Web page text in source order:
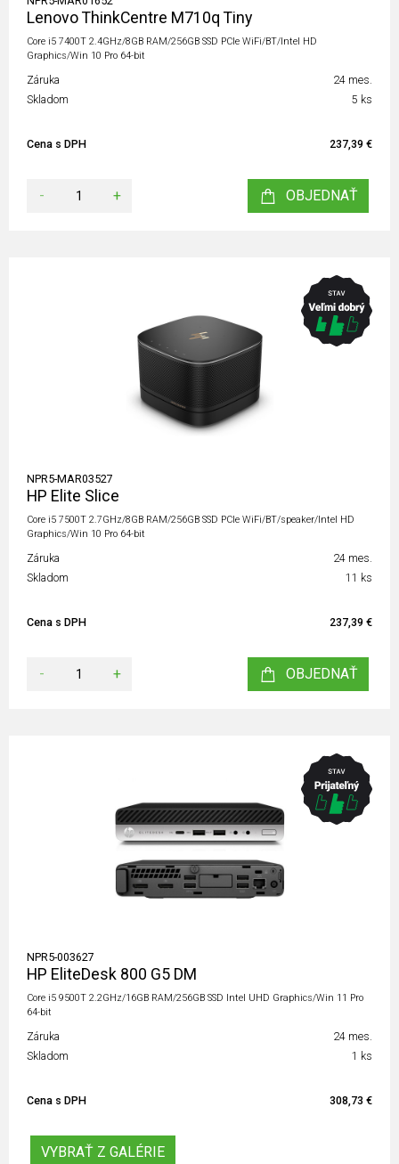
Lenovo ThinkCentre M710q Tiny
Core i5 7400T 2.4GHz/8GB RAM/256GB SSD PCIe WiFi/BT/Intel HD
Graphics/Win 10 Pro 64-bit
Záruka
24 mes.
Skladom
5 ks
Cena s DPH 237,39 €
- + OBJEDNAŤ
NPR5-MAR03527
HP Elite Slice
Core i5 7500T 2.7GHz/8GB RAM/256GB SSD PCIe WiFi/BT/speaker/Intel HD
Graphics/Win 10 Pro 64-bit
Záruka
24 mes.
Skladom
11 ks
Cena s DPH 237,39 €
- + OBJEDNAŤ
NPR5-003627
HP EliteDesk 800 G5 DM
Core i5 9500T 2.2GHz/16GB RAM/256GB SSD Intel UHD Graphics/Win 11 Pro
64-bit
Záruka
24 mes.
Skladom
1 ks
Cena s DPH 308,73 €
VYBRAŤ Z GALÉRIE